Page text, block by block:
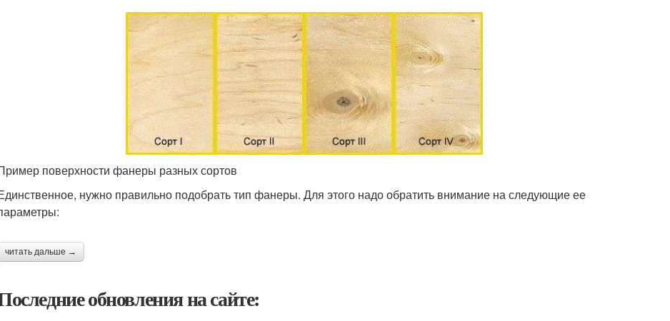
поверхности фанеры разных сортов
нужно правильно подобрать тип фанеры. Для этого надо обратить внимание на следующие ее
читать дальше →
обновления на сайте: